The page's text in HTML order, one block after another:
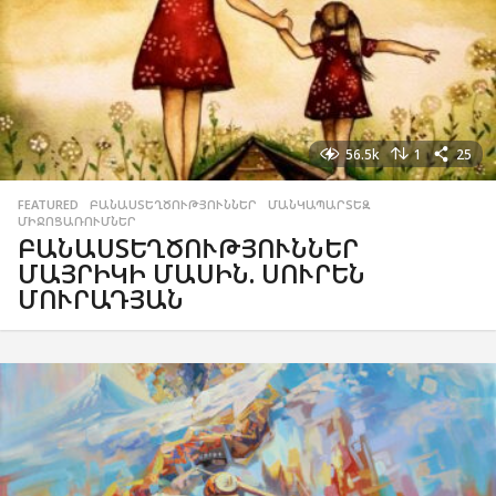
56.5k 1 25
FEATURED ,ԲԱՆԱՍՏԵՂԾՈՒԹՅՈՒՆՆԵՐ ,ՄԱՆԿԱՊԱՐՏԵԶ
ՄԻՋՈՑԱՌՈՒՄՆԵՐ
ԲԱՆԱՍՏԵՂԾՈՒԹՅՈՒՆՆԵՐ
ՄԱՅՐԻԿԻ ՄԱՍԻՆ. ՍՈՒՐԵՆ
ՄՈՒՐԱԴՅԱՆ